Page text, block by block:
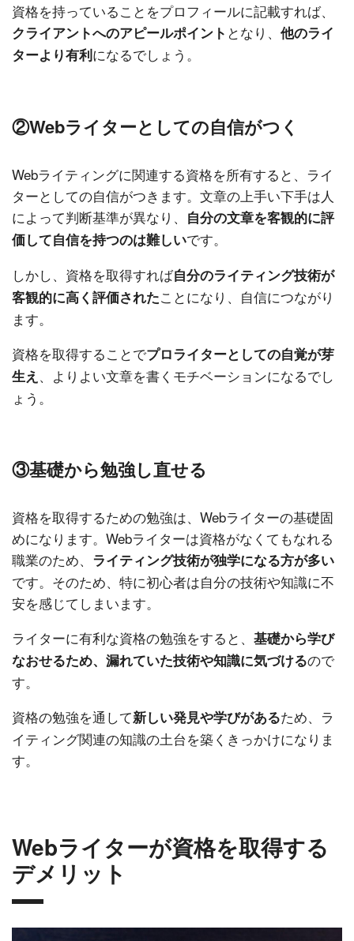
資格を持っていることをプロフィールに記載すれば、
クライアントへのアピールポイント となり、 他のライ
ターより有利になるでしょう。
②Webライターとしての自信がつく
Webライティングに関連する資格を所有すると、ライ
ターとしての自信がつきます。文章の上手い下手は人
によって判断基準が異なり、
自分の文章を客観的に評
価して自信を持つのは難しいです。
しかし、資格を取得すれば自分のライティング技術が
客観的に高く評価されたことになり、自信につながり
ます。
資格を取得することでプロライターとしての自覚が芽
生え 、よりよい文章を書くモチベーションになるでし
ょう。
③基礎から勉強し直せる
資格を取得するための勉強は、Webライターの基礎固
めになります。Webライターは資格がなくてもなれる
職業のため、 ライティング技術が独学になる方が多い
です。そのため、特に初心者は自分の技術や知識に不
安を感じてしまいます。
ライターに有利な資格の勉強をすると、 基礎から学び
なおせるため、漏れていた技術や知識に気づけるので
す。
資格の勉強を通して新しい発見や学びがあるため、ラ
イティング関連の知識の土台を築くきっかけになりま
す。
Webライターが資格を取得する
デメリット